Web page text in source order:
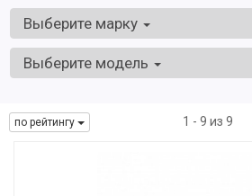
Выберите марку
Выберите модель
по рейтингу 1 - 9 из 9